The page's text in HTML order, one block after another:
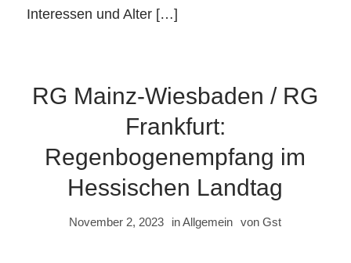
Interessen und Alter […]
RG Mainz-Wiesbaden / RG
Frankfurt:
Regenbogenempfang im
Hessischen Landtag
November 2, 2023 inAllgemein vonGst